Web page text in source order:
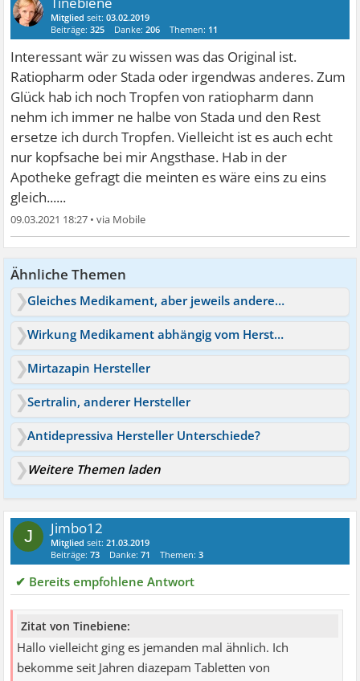
Mitglied seit:03.02.2019
Beiträge:325 Danke:206 Themen: 11
Interessant wär zu wissen was das Original ist.
Ratiopharm oder Stada oder irgendwas anderes. Zum
Glück hab ich noch Tropfen von ratiopharm dann
nehm ich immer ne halbe von Stada und den Rest
ersetze ich durch Tropfen. Vielleicht ist es auch echt
nur kopfsache bei mir Angsthase. Hab in der
Apotheke gefragt die meinten es wäre eins zu eins
gleich......
09.03.2021 18:27 •
Ähnliche Themen
Gleiches Medikament, aber jeweils anderer Hersteller
Wirkung Medikament abhängig vom Hersteller?
Mirtazapin Hersteller
Sertralin, anderer Hersteller
Antidepressiva Hersteller Unterschiede?
Weitere Themen laden
J Jimbo12
Mitglied seit:21.03.2019
Beiträge:73 Danke:71 Themen:3
✔ Bereits empfohlene Antwort
Zitat von Tinebiene:
Hallo vielleicht ging es jemanden mal ähnlich. Ich
bekomme seit Jahren diazepam Tabletten von